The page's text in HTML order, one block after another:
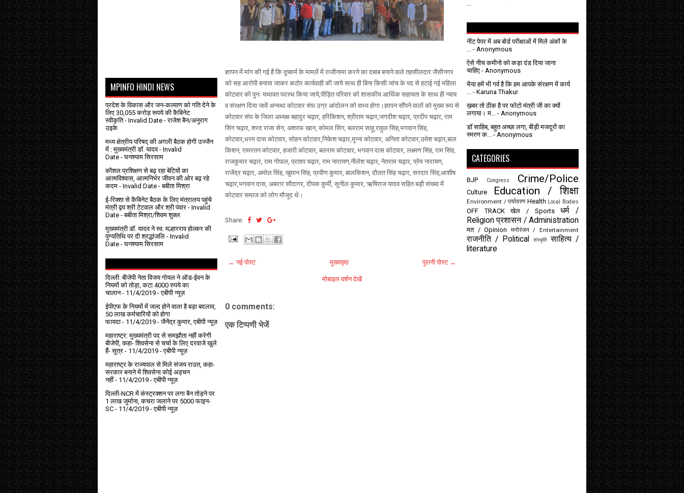
ज्ञापन में मांग की गई हैं कि दुष्कर्म के मामलें में राजीनामा करने का दबाब बनाने वाले तहसीलदार जैसीनगर
को सह आरोपी बनाया जाकर कठोर कार्यवाही की जाये साथ ही बिना किसी जांच के पद से हटाई गई महिला
कोटवार को पुनः यथावत पदस्थ किया जाये,पीड़ित परिवार को शासकीय आर्थिक सहायता के साथ ही न्याय
व संरक्षण दिया जावें अन्यथा कोटवार संघ उग्र आंदोलन को वाध्य होगा।ज्ञापन सौंपने वालों को मुख्य रूप से
कोटवार संघ के जिला अध्यक्ष बहादुर चढ़ार, हरिकिशन, श्रीराम चढ़ार,जगदीश चढ़ार, प्रदीप चढ़ार, राम
सिंग चढ़ार, शरद राजा सेन, अशरफ खान, कोमल सिंग, बलराम साहू,राहुल सिंह,भगवान सिंह,
कोटवार,धरम दास कोटवार, सोहन कोटवार,निकेश चढ़ार,मुन्ना कोटवार, अनिता कोटवार,उमेश चढ़ार,बाल
किशन, रामरतन कोटवार, हजारी कोटवार, बलराम कोटवार, भगवान दास कोटवार, लक्ष्मण सिंह, राम सिंह,
राजकुमार चढ़ार, राम गोपाल, प्रताप चढ़ार, राम नारायण,नीलेश चढ़ार, नेतराम चढ़ार, प्रेम नारायण,
राजेंद्र चढ़ार, अमोल सिंह, खुमान सिंह, प्रवीण कुमार, बालकिशन, दौलत सिंह चढ़ार, सरदार सिंह,आशीष
चढ़ार,भगवान दास, अबरार सौदागर, दीपक कुर्मी, सुनील कुमार, ऋषिराज यादव सहित बड़ी संख्या में
कोटवार समाज को लोग मौजूद थे।
Share:
← नई पोस्ट पुरानी पोस्ट →
मुख्यपृष्ठ
मोबाइल वर्शन देखें
0 comments:
एक टिप्पणी भेजें
MPINFO HINDI NEWS
प्रदेश के विकास और जन-कल्याण को गति देने के
लिए 30,055 करोड़ रूपये की कैबिनेट
स्वीकृति- Invalid Date - राजेश बैन/अनुराग
उइके
मध्य क्षेत्रीय परिषद् की अगली बैठक होगी उज्जैन
में : मुख्यमंत्री डॉ. यादव- Invalid
Date - घनश्याम सिरसाम
कौशल प्रशिक्षण से बढ़ रहा बेटियों का
आत्मविश्वास, आत्मनिर्भर जीवन की ओर बढ़ रहे
कदम - Invalid Date - बबीता मिश्रा
ई-रिक्शा से कैबिनेट बैठक के लिए मंत्रालय पहुंचे
मंत्री द्वय श्री टेटवाल और श्री पंवार - Invalid
Date - बबीता मिश्रा/शिवम शुक्ल
मुख्यमंत्री डॉ. यादव ने स्व. मल्हारराव होल्कर की
पुण्यतिथि पर दी श्रद्धांजलि - Invalid
Date - घनश्याम सिरसाम
दिल्ली: बीजेपी नेता विजय गोयल ने ऑड-ईवन के
नियमों को तोड़ा, कटा 4000 रुपये का
चालान- 11/4/2019 - एबीपी न्यूज़
ईपीएफ के नियमों में जल्द होने वाला है बड़ा बदलाव,
50 लाख कर्मचारियों को होगा
फायदा - 11/4/2019 - जैनेंद्र कुमार, एबीपी न्यूज़
महाराष्ट्र: मुख्यमंत्री पद से समझौता नहीं करेगी
बीजेपी, कहा- शिवसेना से चर्चा के लिए दरवाजे खुले
हैं- सूत्र - 11/4/2019 - एबीपी न्यूज़
महाराष्ट्र के राज्यपाल से मिले संजय राउत, कहा-
सरकार बनाने में शिवसेना कोई अड़चन
नहीं- 11/4/2019 - एबीपी न्यूज़
दिल्ली-NCR में कंस्ट्रक्शन पर लगा बैन तोड़ने पर
1 लाख जुर्माना, कचरा जलाने पर ₹5000 फाइन-
SC - 11/4/2019 - एबीपी न्यूज़
नीट पेपर में अब बोर्ड परीक्षाओं में मिले अंकों के
- Anonymous
ऐसे नीच कमीनो को कड़ा दंड दिया जाना
चाहिए - Anonymous
भैया हमें भी गर्व है कि हम आपके संरक्षण में कार्य
- Karuna Thakur
ख़बर तो ठीक है पर फोटो मंत्री जी का क्यों
लगाया। म...
- Anonymous
डॉ साहिब, बहुत अच्छा लगा, बीड़ी मजदूरों का
स्मरण क...
- Anonymous
CATEGORIES
BJP Congress Crime/Police
Culture Education / शिक्षा
Environment / पर्यावरण Health Local Bodies
OFF TRACK खेल / Sports
धर्म /
Religion प्रशासन / Administration
मत / Opinion मनोरंजन / Entertainment
राजनीति / Political संस्कृति साहित्य /
literature